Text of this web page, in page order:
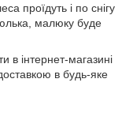
проїдуть і по снігу
малюку буде
в інтернет-магазині
в будь-яке